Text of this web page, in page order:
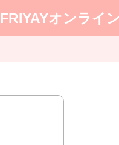
FRIYAYオンライ